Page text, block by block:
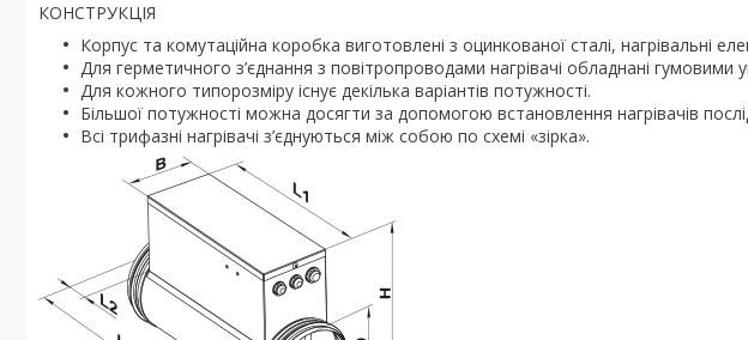
КОНСТРУКЦІЯ
Корпус та комутаційна коробка виготовлені з оцинкованої сталі, нагрівальні
Для герметичного з’єднання з повітропроводами нагрівачі обладнані гумовими
Для кожного типорозміру існує декілька варіантів потужності.
Більшої потужності можна досягти за допомогою встановлення нагрівачів
Всі трифазні нагрівачі з’єднуються між собою по схемі «зірка».